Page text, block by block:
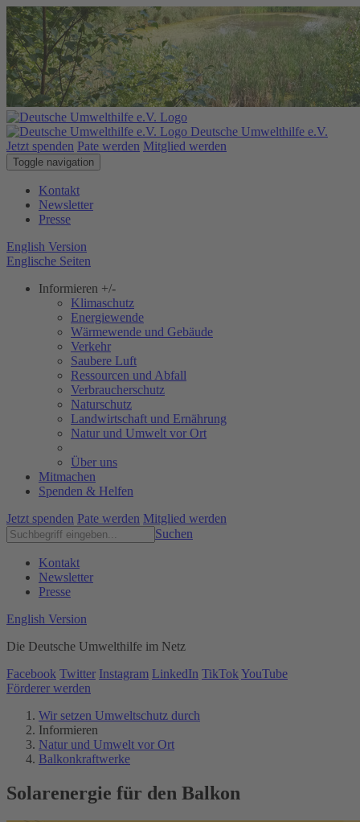
Deutsche Umwelthilfe e.V.
Jetzt spenden Pate werden Mitglied werden
Toggle navigation
Kontakt
Newsletter
Presse
English Version
Englische Seiten
Informieren +/-
Klimaschutz
Energiewende
Wärmewende und Gebäude
Verkehr
Saubere Luft
Ressourcen und Abfall
Verbraucherschutz
Naturschutz
Landwirtschaft und Ernährung
Natur und Umwelt vor Ort
Über uns
Mitmachen
Spenden & Helfen
Jetzt spenden Pate werden Mitglied werden
Suchen
Kontakt
Newsletter
Presse
English Version
Die Deutsche Umwelthilfe im Netz
Facebook Twitter Instagram LinkedIn TikTok YouTube
Förderer werden
Wir setzen Umweltschutz durch
Informieren
Natur und Umwelt vor Ort
Balkonkraftwerke
Solarenergie für den Balkon